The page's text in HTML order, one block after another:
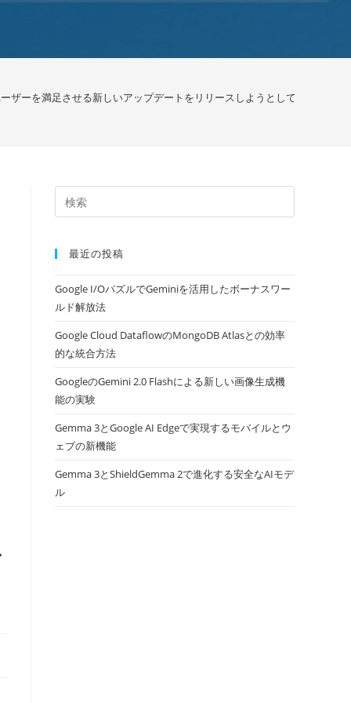
ザーを満足させる新しいアップデートをリリースしようとしています/
最近の投稿
Google I/OパズルでGeminiを活用したボーナスワー
ルド解放法
Google Cloud DataflowのMongoDB Atlasとの効率
的な統合方法
GoogleのGemini 2.0 Flashによる新しい画像生成機
能の実験
Gemma 3とGoogle AI Edgeで実現するモバイルとウ
ェブの新機能
Gemma 3とShieldGemma 2で進化する安全なAIモデ
ル